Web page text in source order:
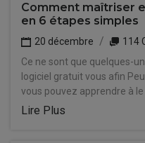
Comment maîtriser
en 6 étapes simples
20 décembre
114
Ce ne sont que quelques-
logiciel gratuit vous afin
vous pouvez apprendre à le
Lire Plus